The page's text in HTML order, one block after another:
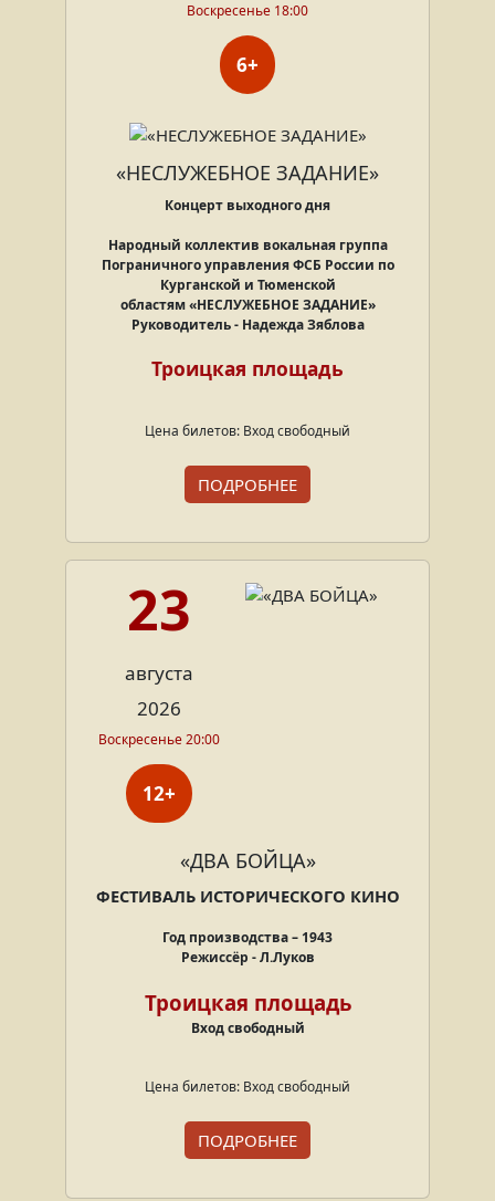
Воскресенье 18:00
6+
«НЕСЛУЖЕБНОЕ ЗАДАНИЕ»
Концерт выходного дня
Народный коллектив вокальная группа
Пограничного управления ФСБ России по
Курганской и Тюменской
областям«НЕСЛУЖЕБНОЕ ЗАДАНИЕ»
Руководитель - Надежда Зяблова
Троицкая площадь
Цена билетов: Вход свободный
ПОДРОБНЕЕ
23
августа
2026
Воскресенье 20:00
12+
«ДВА БОЙЦА»
ФЕСТИВАЛЬ ИСТОРИЧЕСКОГО КИНО
Год производства – 1943
Режиссёр - Л.Луков
Троицкая площадь
Вход свободный
Цена билетов: Вход свободный
ПОДРОБНЕЕ